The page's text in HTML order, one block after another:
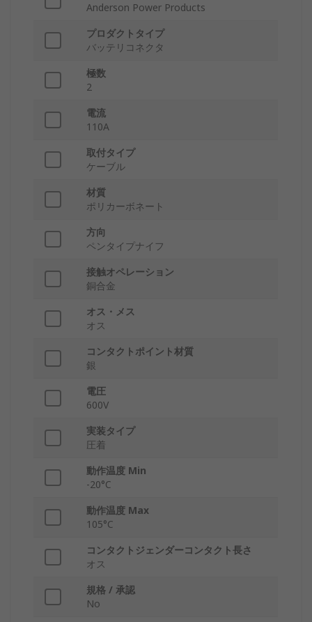
Anderson Power Products
プロダクトタイプ
バッテリコネクタ
極数
2
電流
110A
取付タイプ
ケーブル
材質
ポリカーボネート
方向
ペンタイプナイフ
接触オペレーション
銅合金
オス・メス
オス
コンタクトポイント材質
銀
電圧
600V
実装タイプ
圧着
動作温度 Min
-20°C
動作温度 Max
105°C
コンタクトジェンダーコンタクト長さ
オス
規格 / 承認
No